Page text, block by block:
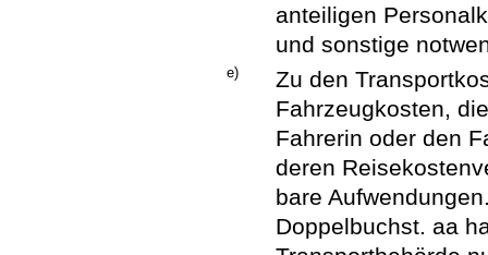
anteiligen
und sonstige
e)
Zu den
Fahrzeugkosten,
Fahrerin oder den
deren
bare
Doppelbuchst. aa